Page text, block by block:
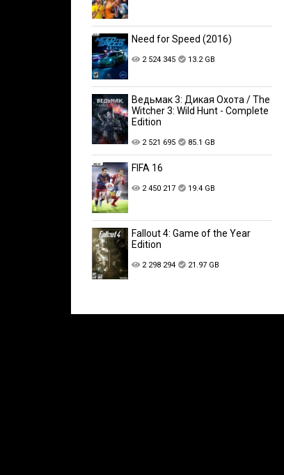
Need for Speed (2016)
2 524 345 13.2 GB
Ведьмак 3: Дикая Охота / The
Witcher 3: Wild Hunt - Complete
Edition
2 521 695 85.1 GB
FIFA 16
2 450 217 19.4 GB
Fallout 4: Game of the Year
Edition
2 298 294 21.97 GB